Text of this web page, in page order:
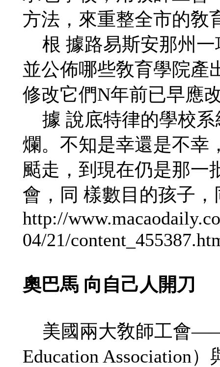
方法，來重整全市的敎
根 據路易斯安那州一
並公佈哪些敎育學院產
修改它們N年前已早應
據 說底特律的學校系
爛。不知是幸還是不幸
颳走，到現在仍是那一
會，同 樣數目的孩子
http://
04/21/
奧巴馬 向自己人開刀
美國兩大敎師工會
Education Association